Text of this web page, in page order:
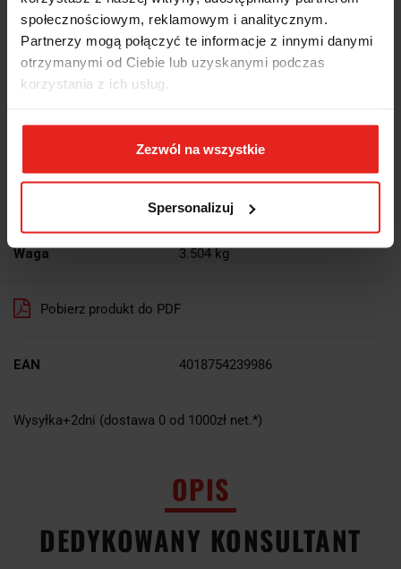
społecznościowym, reklamowym i analitycznym.
Partnerzy mogą połączyć te informacje z innymi danymi
otrzymanymi od Ciebie lub uzyskanymi podczas
korzystania z ich usług.
Zezwól na wszystkie
Spersonalizuj
3324.32
3324.32
10 dni
Cena przesyłki 0
Duża dostępność
Waga 3.504 kg
Pobierz produkt do PDF
EAN 4018754239986
Wysyłka+2dni (dostawa 0 od 1000zł net.*)
OPIS
DEDYKOWANY KONSULTANT